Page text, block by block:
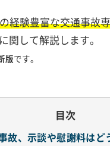
経験豊富な交通事故
関して解説します。
版です。
目次
故、示談や慰謝料はど